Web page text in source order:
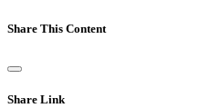
Share This Content
Share Link